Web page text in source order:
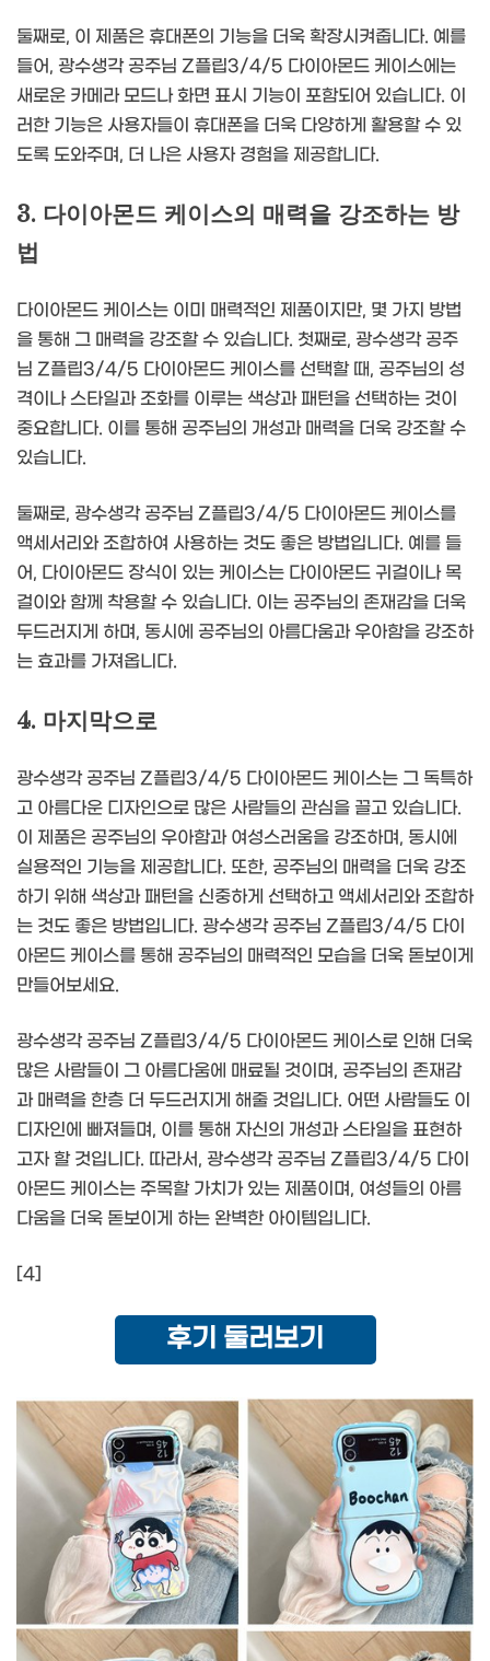
둘째로, 이 제품은 휴대폰의 기능을 더욱 확장시켜줍니다. 예를
들어, 광수생각 공주님 Z플립3/4/5 다이아몬드 케이스에는
새로운 카메라 모드나 화면 표시 기능이 포함되어 있습니다. 이
러한 기능은 사용자들이 휴대폰을 더욱 다양하게 활용할 수 있
도록 도와주며, 더 나은 사용자 경험을 제공합니다.
3. 다이아몬드 케이스의 매력을 강조하는 방
법
다이아몬드 케이스는 이미 매력적인 제품이지만, 몇 가지 방법
을 통해 그 매력을 강조할 수 있습니다. 첫째로, 광수생각 공주
님 Z플립3/4/5 다이아몬드 케이스를 선택할 때, 공주님의 성
격이나 스타일과 조화를 이루는 색상과 패턴을 선택하는 것이
중요합니다. 이를 통해 공주님의 개성과 매력을 더욱 강조할 수
있습니다.
둘째로, 광수생각 공주님 Z플립3/4/5 다이아몬드 케이스를
액세서리와 조합하여 사용하는 것도 좋은 방법입니다. 예를 들
어, 다이아몬드 장식이 있는 케이스는 다이아몬드 귀걸이나 목
걸이와 함께 착용할 수 있습니다. 이는 공주님의 존재감을 더욱
두드러지게 하며, 동시에 공주님의 아름다움과 우아함을 강조하
는 효과를 가져옵니다.
4. 마지막으로
광수생각 공주님 Z플립3/4/5 다이아몬드 케이스는 그 독특하
고 아름다운 디자인으로 많은 사람들의 관심을 끌고 있습니다.
이 제품은 공주님의 우아함과 여성스러움을 강조하며, 동시에
실용적인 기능을 제공합니다. 또한, 공주님의 매력을 더욱 강조
하기 위해 색상과 패턴을 신중하게 선택하고 액세서리와 조합하
는 것도 좋은 방법입니다. 광수생각 공주님 Z플립3/4/5 다이
아몬드 케이스를 통해 공주님의 매력적인 모습을 더욱 돋보이게
만들어보세요.
광수생각 공주님 Z플립3/4/5 다이아몬드 케이스로 인해 더욱
많은 사람들이 그 아름다움에 매료될 것이며, 공주님의 존재감
과 매력을 한층 더 두드러지게 해줄 것입니다. 어떤 사람들도 이
디자인에 빠져들며, 이를 통해 자신의 개성과 스타일을 표현하
고자 할 것입니다. 따라서, 광수생각 공주님 Z플립3/4/5 다이
아몬드 케이스는 주목할 가치가 있는 제품이며, 여성들의 아름
다움을 더욱 돋보이게 하는 완벽한 아이템입니다.
[4]
후기 둘러보기